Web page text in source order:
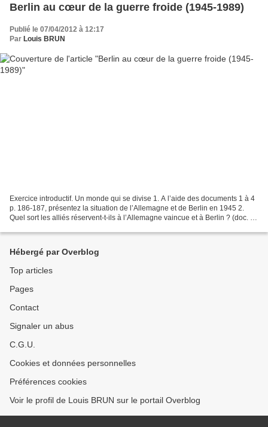
Berlin au cœur de la guerre froide (1945-1989)
Publié le 07/04/2012 à 12:17
Par Louis BRUN
Exercice introductif. Un monde qui se divise 1. A l’aide des documents 1 à 4
p. 186-187, présentez la situation de l’Allemagne et de Berlin en 1945 2.
Quel sort les alliés réservent-t-ils à l’Allemagne vaincue et à Berlin ? (doc. 2
Hébergé par Overblog
Top articles
Pages
Contact
Signaler un abus
C.G.U.
Cookies et données personnelles
Préférences cookies
Voir le profil de Louis BRUN sur le portail Overblog